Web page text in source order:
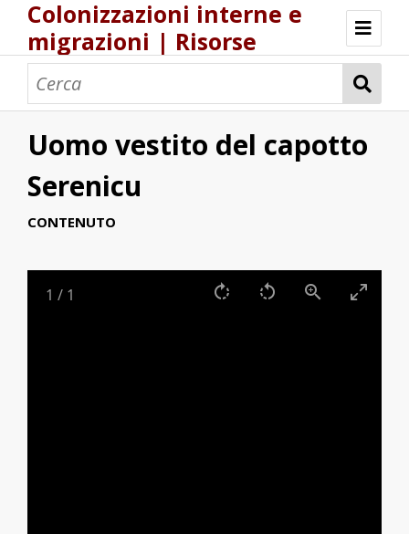
Colonizzazioni interne e
migrazioni | Risorse
Risorse Storia.DH.Unica.it
Popolamenti nel Regno di Sardegna
Una logistica europea del popolamento?
Uomo vestito del capotto
Serenicu
CONTENUTO
1 / 1